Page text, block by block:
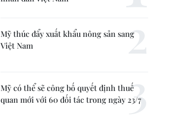
Mỹ thúc đẩy xuất khẩu nông sản sang
Việt Nam
Mỹ có thể sẽ công bố quyết định thuế
quan mới với 60 đối tác trong ngày 23/7